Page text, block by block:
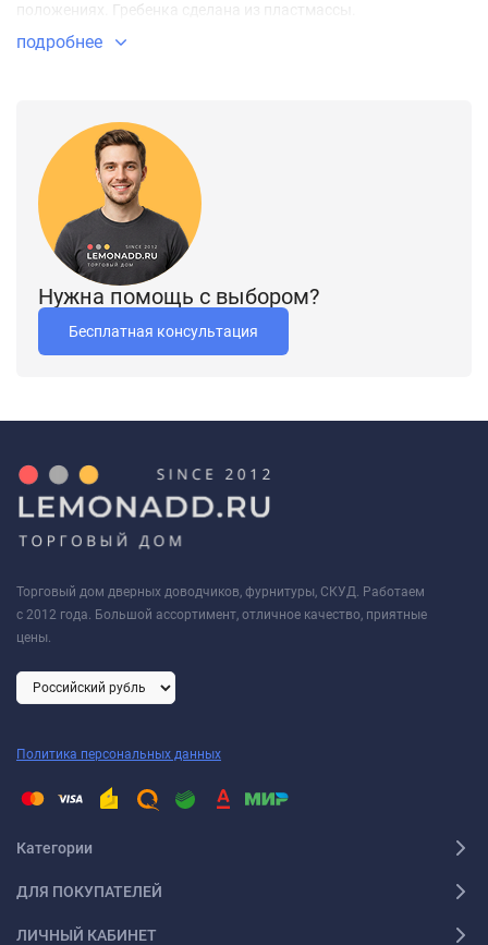
положениях. Гребенка сделана из пластмассы.
подробнее
Нужна помощь с выбором?
Бесплатная консультация
Торговый дом дверных доводчиков, фурнитуры, СКУД. Работаем
с 2012 года. Большой ассортимент, отличное качество, приятные
цены.
Политика персональных данных
Категории
ДЛЯ ПОКУПАТЕЛЕЙ
ЛИЧНЫЙ КАБИНЕТ